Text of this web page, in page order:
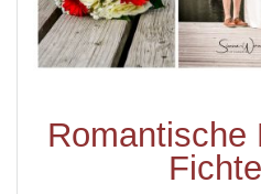
Romantische